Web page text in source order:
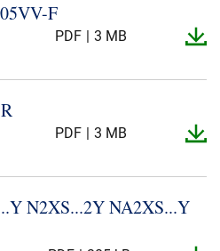
​F
PDF 3 MB
PDF 3 MB
N2XS.​.​.​2Y NA2XS.​.​.​Y